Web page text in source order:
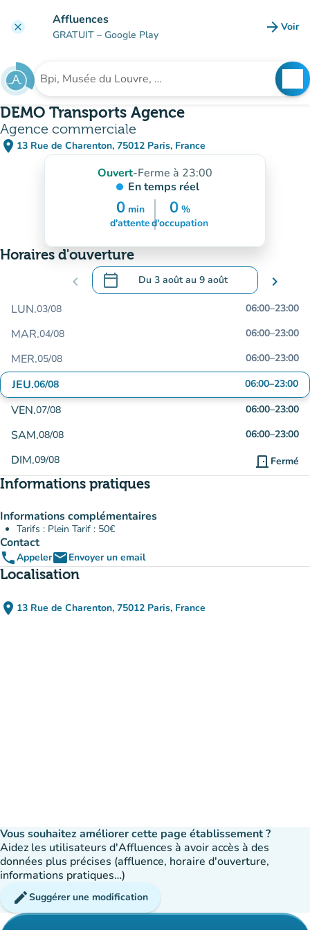
clear Affluences
GRATUIT – Google Play arrow_forward Voir
Rechercher un établissement
DEMO Transports Agence
Agence commerciale
place 13 Rue de Charenton, 75012 Paris, France
(ouvrir dans Google Maps)
(nouvel onglet)
Ouvert-Ferme à 23:00
En temps réel
0 min
20min
d'attente
0 %
25%
d'occupation
Horaires d'ouverture
chevron_left calendar_today Du 3 aoûtau 9 août
.Ouvrir le calendrier pour changer de
chevron_right
LUN.03/08 06:00–23:00
MAR.04/08 06:00–23:00
MER.05/08 06:00–23:00
JEU.06/08 06:00–23:00
VEN.07/08 06:00–23:00
SAM.08/08 06:00–23:00
DIM.09/08 door_front Fermé
Informations pratiques
Informations complémentaires
Tarifs : Plein Tarif : 50€
Contact
phoneAppeleremailEnvoyer un email
Localisation
place 13 Rue de Charenton, 75012 Paris, France
(ouvrir dans Google Maps)
(nouvel onglet)
Vous souhaitez améliorer cette page établissement ?
Aidez les utilisateurs d'Affluences à avoir accès à des
données plus précises (affluence, horaire d'ouverture,
informations pratiques…)
editSuggérer une modification